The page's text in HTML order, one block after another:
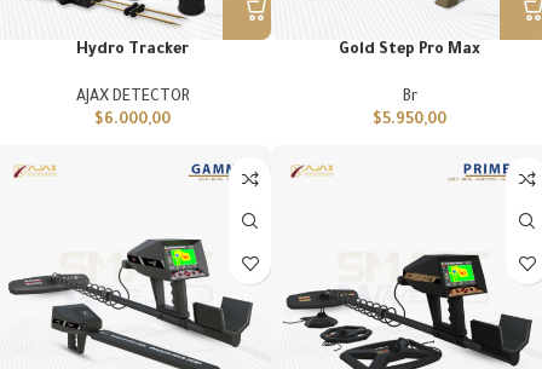
Gold Step Pro Max
Br
$5.950,00
Hydro Tracker
AJAX DETECTOR
$6.000,00